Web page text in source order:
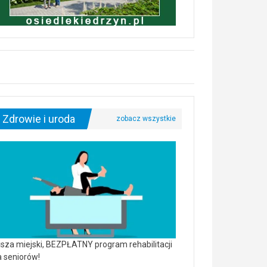
Zdrowie i uroda
miejski, BEZPŁATNY program rehabilitacji
seniorów!